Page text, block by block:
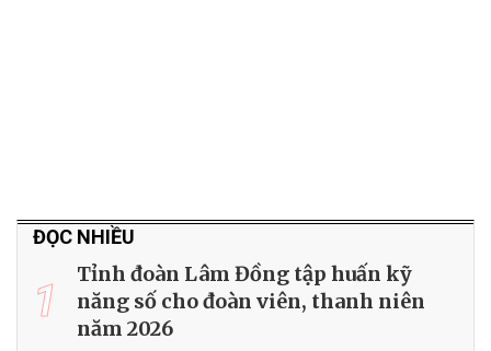
ĐỌC NHIỀU
1
Tỉnh đoàn Lâm Đồng tập huấn kỹ
năng số cho đoàn viên, thanh niên
năm 2026